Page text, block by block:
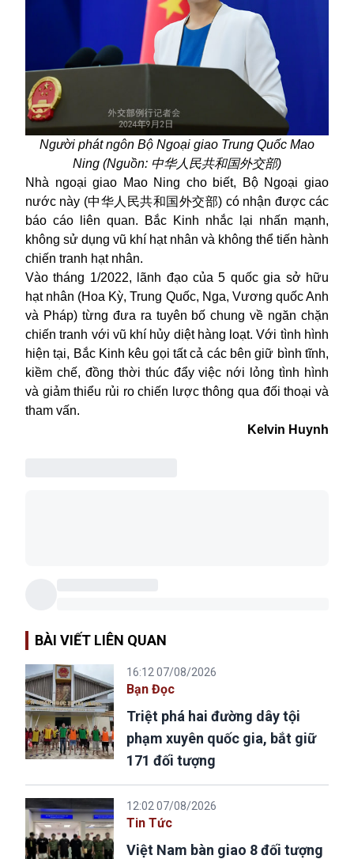
Người phát ngôn Bộ Ngoại giao Trung Quốc Mao
Ning (Nguồn: 中华人民共和国外交部)
Nhà ngoại giao Mao Ning cho biết, Bộ Ngoại giao
nước này (中华人民共和国外交部) có nhận được các
báo cáo liên quan. Bắc Kinh nhắc lại nhấn mạnh,
không sử dụng vũ khí hạt nhân và không thể tiến hành
chiến tranh hạt nhân.
Vào tháng 1/2022, lãnh đạo của 5 quốc gia sở hữu
hạt nhân (Hoa Kỳ, Trung Quốc, Nga, Vương quốc Anh
và Pháp) từng đưa ra tuyên bố chung về ngăn chặn
chiến tranh với vũ khí hủy diệt hàng loạt. Với tình hình
hiện tại, Bắc Kinh kêu gọi tất cả các bên giữ bình tĩnh,
kiềm chế, đồng thời thúc đẩy việc nới lỏng tình hình
và giảm thiểu rủi ro chiến lược thông qua đối thoại và
tham vấn.
Kelvin Huynh
BÀI VIẾT LIÊN QUAN
16:12 07/08/2026
Bạn Đọc
Triệt phá hai đường dây tội
phạm xuyên quốc gia, bắt giữ
171 đối tượng
12:02 07/08/2026
Tin Tức
Việt Nam bàn giao 8 đối tượng